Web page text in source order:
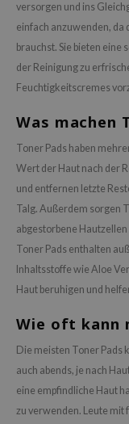
versorgen und ins
einfach anzuwenden, da
brauchst. Sie bieten
der Reinigung zu
Feuchtigkeitscremes
Was machen
Toner Pads haben
Wert der Haut nach der
und entfernen letzte
Talg. Außerdem sorgen
abgestorbene
Toner Pads enthalten
Inhaltsstoffe wie Aloe
Haut beruhigen und
Wie oft kann
Die meisten Toner Pads
auch abends, je nach
eine empfindliche Haut
zu verwenden. Leute mit